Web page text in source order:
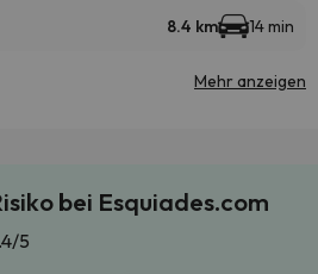
8.4 km 14 min
Mehr anzeigen
bei Esquiades.com
5